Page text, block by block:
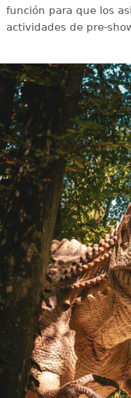
función para que los
actividades de pre-